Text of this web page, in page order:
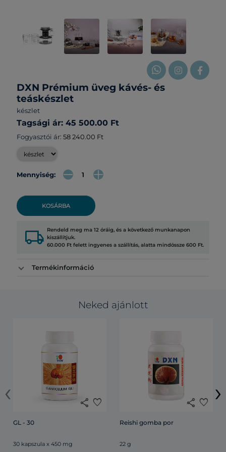
DXN Prémium üveg kávés- és
teáskészlet
készlet
Tagsági ár: 45 500.00 Ft
Fogyasztói ár: 58 240.00 Ft
Mennyiség:
KOSÁRBA
local_shipping Rendeld meg ma 12 óráig, és a következő munkanapon
kiszállítjuk.
60.000 Ft felett ingyenes a szállítás, alatta mindössze 600 Ft.
Termékinformáció
Neked ajánlott
share favorite
GL - 30
30 kapszula x 450 mg
share favorite
Reishi gomba por
22 g
‹ ›